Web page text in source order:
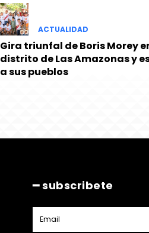
ACTUALIDAD
Gira triunfal de Boris Morey
distrito de Las Amazonas y
a sus pueblos
━ subscribete